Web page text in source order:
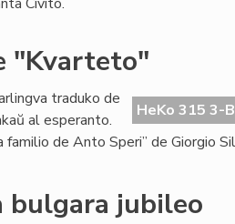
"Kvarteto"
HeKo 315 3-
traduko de
al esperanto.
de Anto Speri” de Giorgio
bulgara jubileo